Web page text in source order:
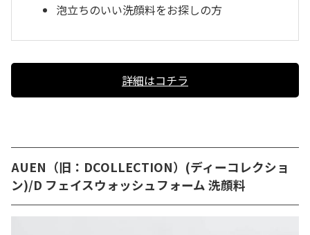
泡立ちのいい洗顔料をお探しの方
詳細はコチラ
AUEN（旧：DCOLLECTION）(ディーコレクショ
ン)/D フェイスウォッシュフォーム 洗顔料